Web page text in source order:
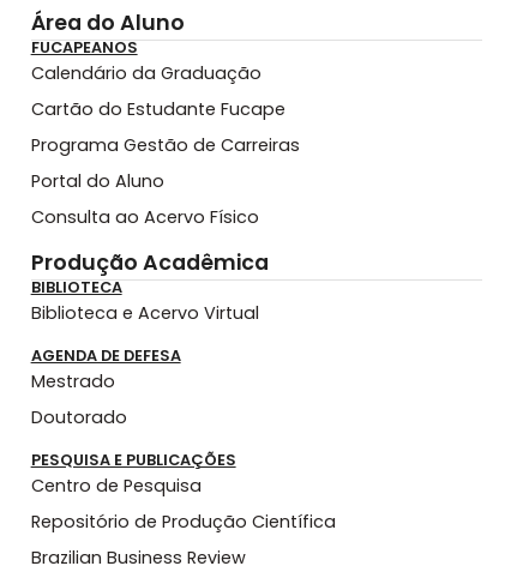
Área do Aluno
FUCAPEANOS
Calendário da Graduação
Cartão do Estudante Fucape
Programa Gestão de Carreiras
Portal do Aluno
Consulta ao Acervo Físico
Produção Acadêmica
BIBLIOTECA
Biblioteca e Acervo Virtual
AGENDA DE DEFESA
Mestrado
Doutorado
PESQUISA E PUBLICAÇÕES
Centro de Pesquisa
Repositório de Produção Científica
Brazilian Business Review